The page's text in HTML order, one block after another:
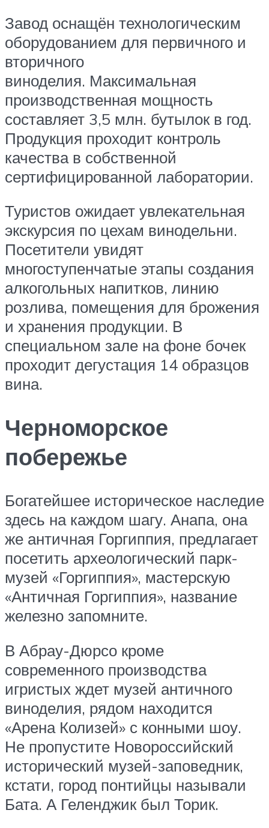
Завод оснащён технологическим
оборудованием для первичного и
вторичного
виноделия. Максимальная
производственная мощность
составляет 3,5 млн. бутылок в год.
Продукция проходит контроль
качества в собственной
сертифицированной лаборатории.
Туристов ожидает увлекательная
экскурсия по цехам винодельни.
Посетители увидят
многоступенчатые этапы создания
алкогольных напитков, линию
розлива, помещения для брожения
и хранения продукции. В
специальном зале на фоне бочек
проходит дегустация 14 образцов
вина.
Черноморское
побережье
Богатейшее историческое наследие
здесь на каждом шагу. Анапа, она
же античная Горгиппия, предлагает
посетить археологический парк-
музей «Горгиппия», мастерскую
«Античная Горгиппия», название
железно запомните.
В Абрау-Дюрсо кроме
современного производства
игристых ждет музей античного
виноделия, рядом находится
«Арена Колизей» с конными шоу.
Не пропустите Новороссийский
исторический музей-заповедник,
кстати, город понтийцы называли
Бата. А Геленджик был Торик.